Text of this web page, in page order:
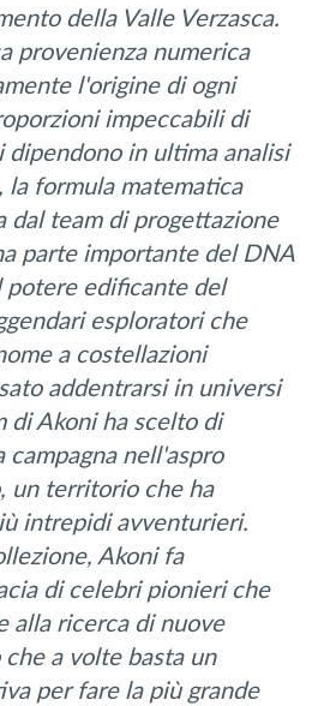
della Valle Verzasca.
provenienza numerica
l'origine di ogni
impeccabili di
dipendono in ultima analisi
la formula matematica
dal team di progettazione
parte importante del DNA
potere edificante del
esploratori che
a costellazioni
addentrarsi in universi
di Akoni ha scelto di
nell'aspro
un territorio che ha
intrepidi avventurieri.
Akoni fa
di celebri pionieri che
alla ricerca di nuove
a volte basta un
per fare la più grande